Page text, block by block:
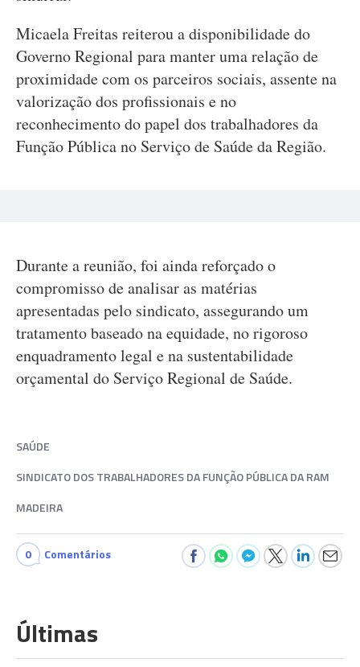
Micaela Freitas reiterou a disponibilidade do
Governo Regional para manter uma relação de
proximidade com os parceiros sociais, assente na
valorização dos profissionais e no
reconhecimento do papel dos trabalhadores da
Função Pública no Serviço de Saúde da Região.
Durante a reunião, foi ainda reforçado o
compromisso de analisar as matérias
apresentadas pelo sindicato, assegurando um
tratamento baseado na equidade, no rigoroso
enquadramento legal e na sustentabilidade
orçamental do Serviço Regional de Saúde.
SAÚDE
SINDICATO DOS TRABALHADORES DA FUNÇÃO PÚBLICA DA RAM
MADEIRA
0 Comentários
Últimas